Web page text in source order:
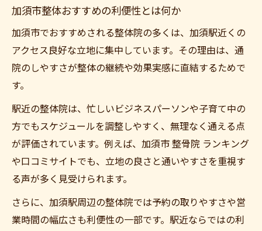
加須市整体おすすめの利便性とは何か
加須市でおすすめされる整体院の多くは、加須駅近くの
アクセス良好な立地に集中しています。その理由は、通
院のしやすさが整体の継続や効果実感に直結するためで
す。
駅近の整体院は、忙しいビジネスパーソンや子育て中の
方でもスケジュールを調整しやすく、無理なく通える点
が評価されています。例えば、加須市 整骨院 ランキング
や口コミサイトでも、立地の良さと通いやすさを重視す
る声が多く見受けられます。
さらに、加須駅周辺の整体院では予約の取りやすさや営
業時間の幅広さも利便性の一部です。駅近ならではの利